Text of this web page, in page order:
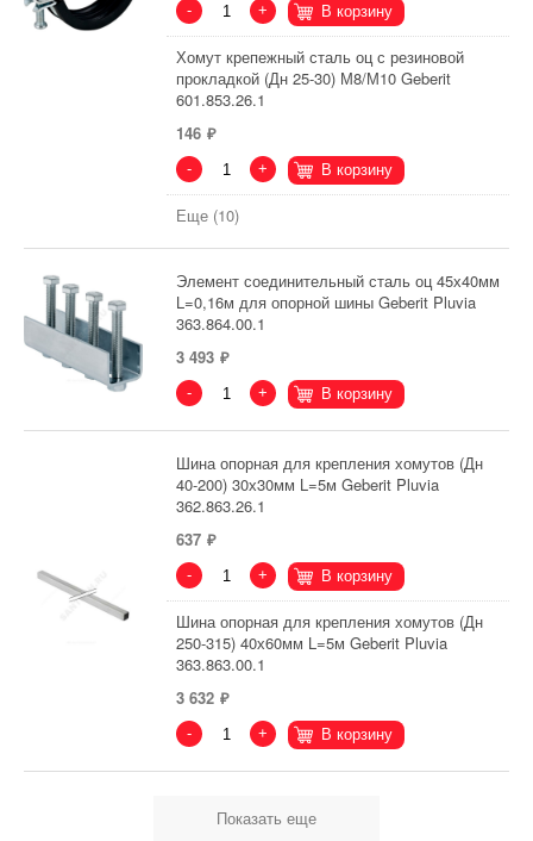
- + В корзину
Хомут крепежный сталь оц с резиновой
прокладкой (Дн 25-30) М8/М10 Geberit
601.853.26.1
146
- + В корзину
Еще (10)
Элемент соединительный сталь оц 45х40мм
L=0,16м для опорной шины Geberit Pluvia
363.864.00.1
3 493
- + В корзину
Шина опорная для крепления хомутов (Дн
40-200) 30х30мм L=5м Geberit Pluvia
362.863.26.1
637
- + В корзину
Шина опорная для крепления хомутов (Дн
250-315) 40х60мм L=5м Geberit Pluvia
363.863.00.1
3 632
- + В корзину
Показать еще